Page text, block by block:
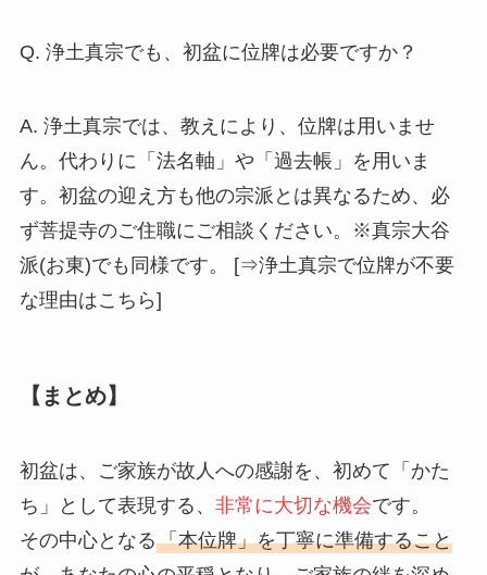
Q. 浄土真宗でも、初盆に位牌は必要ですか？
A. 浄土真宗では、教えにより、位牌は用いませ
ん。代わりに「法名軸」や「過去帳」を用いま
す。初盆の迎え方も他の宗派とは異なるため、必
ず菩提寺のご住職にご相談ください。※真宗大谷
派(お東)でも同様です。 [⇒浄土真宗で位牌が不要
な理由はこちら]
【まとめ】
初盆は、ご家族が故人への感謝を、初めて「かた
ち」として表現する、 非常に大切な機会です。
その中心となる「本位牌」を丁寧に準備すること